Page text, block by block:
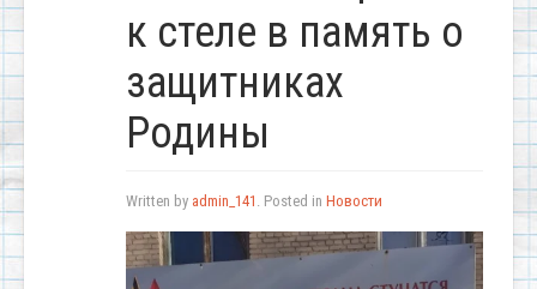
к стеле в память о
защитниках
Родины
Written by admin_141 . Posted in Новости